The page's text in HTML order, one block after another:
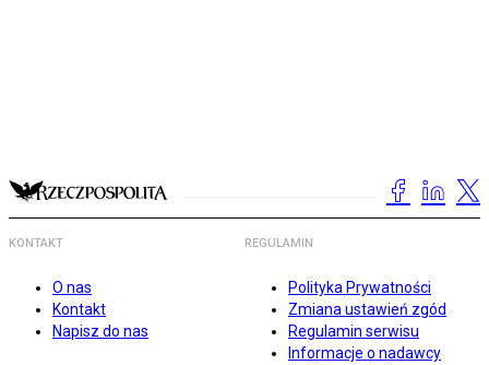
KONTAKT
O nas
Kontakt
Napisz do nas
REGULAMIN
Polityka Prywatności
Zmiana ustawień zgód
Regulamin serwisu
Informacje o nadawcy